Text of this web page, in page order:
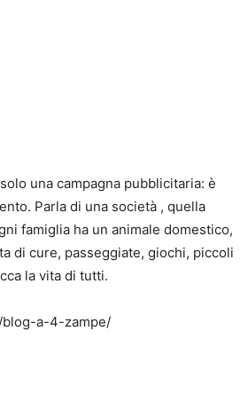
una campagna pubblicitaria: è
Parla di una società , quella
famiglia ha un animale domestico,
di cure, passeggiate, giochi, piccoli
la vita di tutti.
a-4-zampe/